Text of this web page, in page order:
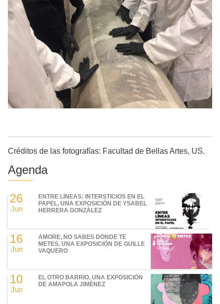
Créditos de las fotografías: Facultad de Bellas Artes, US.
Agenda
26
Jun
ENTRE LÍNEAS: INTERSTICIOS EN EL
PAPEL, UNA EXPOSICIÓN DE YSABEL
HERRERA GONZÁLEZ
16
Jun
AMORE, NO SABES DÓNDE TE
METES, UNA EXPOSICIÓN DE GUILLE
VAQUERO
10
Jun
EL OTRO BARRIO, UNA EXPOSICIÓN
DE AMAPOLA JIMÉNEZ